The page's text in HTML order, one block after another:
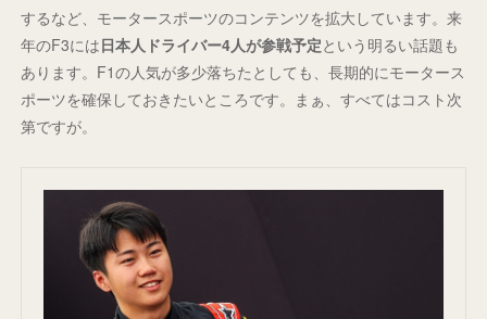
するなど、モータースポーツのコンテンツを拡大しています。来
年のF3には日本人ドライバー4人が参戦予定という明るい話題も
あります。F1の人気が多少落ちたとしても、長期的にモータース
ポーツを確保しておきたいところです。まぁ、すべてはコスト次
第ですが。